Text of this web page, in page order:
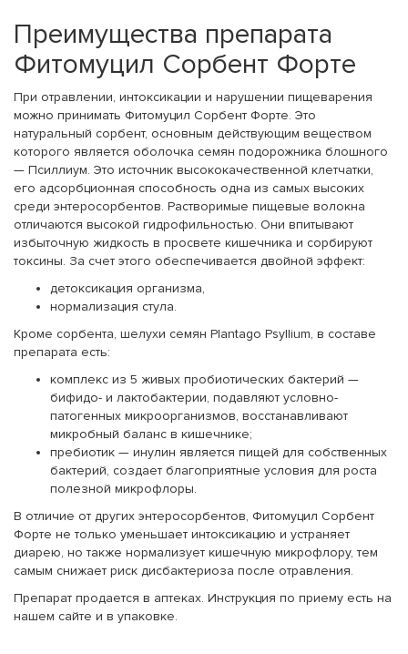
Преимущества препарата
Фитомуцил Сорбент Форте
При отравлении, интоксикации и нарушении пищеварения
можно принимать Фитомуцил Сорбент Форте. Это
натуральный сорбент, основным действующим веществом
которого является оболочка семян подорожника блошного
— Псиллиум. Это источник высококачественной клетчатки,
его адсорбционная способность одна из самых высоких
среди энтеросорбентов. Растворимые пищевые волокна
отличаются высокой гидрофильностью. Они впитывают
избыточную жидкость в просвете кишечника и сорбируют
токсины. За счет этого обеспечивается двойной эффект:
детоксикация организма,
нормализация стула.
Кроме сорбента, шелухи семян Plantago Psyllium, в составе
препарата есть:
комплекс из 5 живых пробиотических бактерий —
бифидо- и лактобактерии, подавляют условно-
патогенных микроорганизмов, восстанавливают
микробный баланс в кишечнике;
пребиотик — инулин является пищей для собственных
бактерий, создает благоприятные условия для роста
полезной микрофлоры.
В отличие от других энтеросорбентов, Фитомуцил Сорбент
Форте не только уменьшает интоксикацию и устраняет
диарею, но также нормализует кишечную микрофлору, тем
самым снижает риск дисбактериоза после отравления.
Препарат продается в аптеках. Инструкция по приему есть на
нашем сайте и в упаковке.